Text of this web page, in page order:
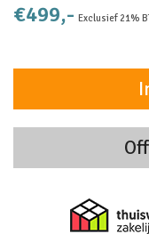
€499,- Exclusief 21%